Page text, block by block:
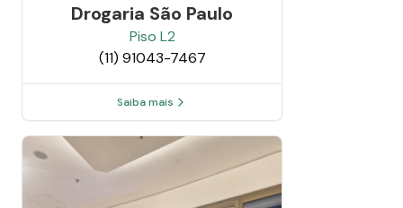
Drogaria São Paulo
Piso L2
(11) 91043-7467
Saiba mais